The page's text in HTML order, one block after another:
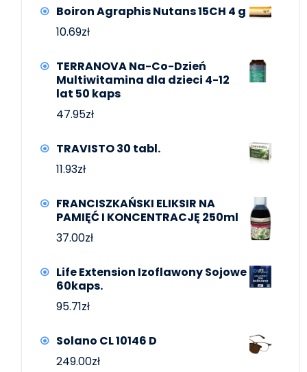
Boiron Agraphis Nutans 15CH 4 g
10.69zł
TERRANOVA Na-Co-Dzień
Multiwitamina dla dzieci 4-12
lat 50 kaps
47.95zł
TRAVISTO 30 tabl.
11.93zł
FRANCISZKAŃSKI ELIKSIR NA
PAMIĘĆ I KONCENTRACJĘ 250ml
37.00zł
Life Extension Izoflawony Sojowe
60kaps.
95.71zł
Solano CL 10146 D
249.00zł